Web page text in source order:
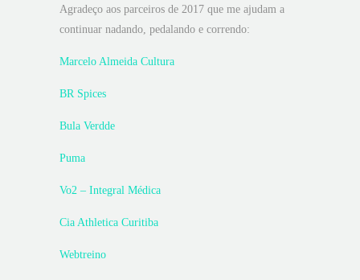
Agradeço aos parceiros de 2017 que me ajudam a
continuar nadando, pedalando e correndo:
Marcelo Almeida Cultura
BR Spices
Bula Verdde
Puma
Vo2 – Integral Médica
Cia Athletica Curitiba
Webtreino